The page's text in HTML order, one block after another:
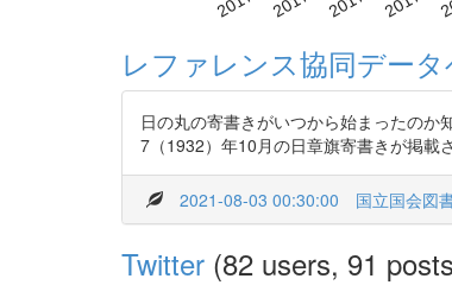
レファレンス協同データ
日の丸の寄書きがいつから始まったの
7（1932）年10月の日章旗寄書きが掲載
2021-08-03 00:30:00 国立国会図
Twitter (82 users, 91